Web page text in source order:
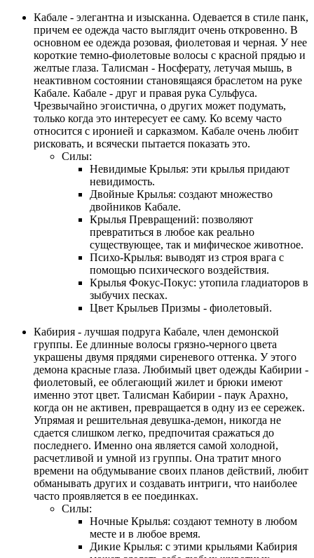
Кабале - элегантна и изысканна. Одевается в стиле панк,
причем ее одежда часто выглядит очень откровенно. В
основном ее одежда розовая, фиолетовая и черная. У нее
короткие темно-фиолетовые волосы с красной прядью и
желтые глаза. Талисман - Носферату, летучая мышь, в
неактивном состоянии становящаяся браслетом на руке
Кабале. Кабале - друг и правая рука Сульфуса.
Чрезвычайно эгоистична, о других может подумать,
только когда это интересует ее саму. Ко всему часто
относится с иронией и сарказмом. Кабале очень любит
рисковать, и всячески пытается показать это.
Силы:
Невидимые Крылья: эти крылья придают
невидимость.
Двойные Крылья: создают множество
двойников Кабале.
Крылья Превращений: позволяют
превратиться в любое как реально
существующее, так и мифическое животное.
Психо-Крылья: выводят из строя врага с
помощью психического воздействия.
Крылья Фокус-Покус: утопила гладиаторов в
зыбучих песках.
Цвет Крыльев Призмы - фиолетовый.
Кабирия - лучшая подруга Кабале, член демонской
группы. Ее длинные волосы грязно-черного цвета
украшены двумя прядями сиреневого оттенка. У этого
демона красные глаза. Любимый цвет одежды Кабирии -
фиолетовый, ее облегающий жилет и брюки имеют
именно этот цвет. Талисман Кабирии - паук Арахно,
когда он не активен, превращается в одну из ее сережек.
Упрямая и решительная девушка-демон, никогда не
сдается слишком легко, предпочитая сражаться до
последнего. Именно она является самой холодной,
расчетливой и умной из группы. Она тратит много
времени на обдумывание своих планов действий, любит
обманывать других и создавать интриги, что наиболее
часто проявляется в ее поединках.
Силы:
Ночные Крылья: создают темноту в любом
месте и в любое время.
Дикие Крылья: с этими крыльями Кабирия